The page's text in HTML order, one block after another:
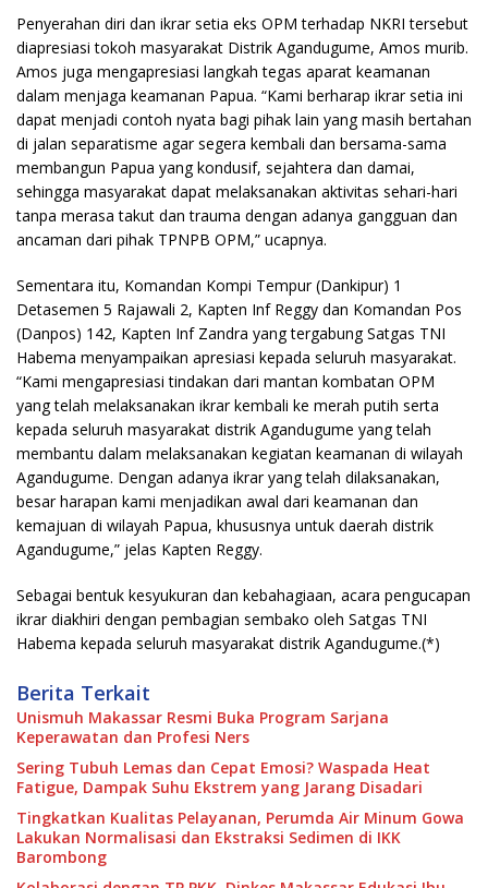
Penyerahan diri dan ikrar setia eks OPM terhadap NKRI tersebut
diapresiasi tokoh masyarakat Distrik Agandugume, Amos murib.
Amos juga mengapresiasi langkah tegas aparat keamanan
dalam menjaga keamanan Papua. “Kami berharap ikrar setia ini
dapat menjadi contoh nyata bagi pihak lain yang masih bertahan
di jalan separatisme agar segera kembali dan bersama-sama
membangun Papua yang kondusif, sejahtera dan damai,
sehingga masyarakat dapat melaksanakan aktivitas sehari-hari
tanpa merasa takut dan trauma dengan adanya gangguan dan
ancaman dari pihak TPNPB OPM,” ucapnya.
Sementara itu, Komandan Kompi Tempur (Dankipur) 1
Detasemen 5 Rajawali 2, Kapten Inf Reggy dan Komandan Pos
(Danpos) 142, Kapten Inf Zandra yang tergabung Satgas TNI
Habema menyampaikan apresiasi kepada seluruh masyarakat.
“Kami mengapresiasi tindakan dari mantan kombatan OPM
yang telah melaksanakan ikrar kembali ke merah putih serta
kepada seluruh masyarakat distrik Agandugume yang telah
membantu dalam melaksanakan kegiatan keamanan di wilayah
Agandugume. Dengan adanya ikrar yang telah dilaksanakan,
besar harapan kami menjadikan awal dari keamanan dan
kemajuan di wilayah Papua, khususnya untuk daerah distrik
Agandugume,” jelas Kapten Reggy.
Sebagai bentuk kesyukuran dan kebahagiaan, acara pengucapan
ikrar diakhiri dengan pembagian sembako oleh Satgas TNI
Habema kepada seluruh masyarakat distrik Agandugume.(*)
Berita Terkait
Unismuh Makassar Resmi Buka Program Sarjana
Keperawatan dan Profesi Ners
Sering Tubuh Lemas dan Cepat Emosi? Waspada Heat
Fatigue, Dampak Suhu Ekstrem yang Jarang Disadari
Tingkatkan Kualitas Pelayanan, Perumda Air Minum Gowa
Lakukan Normalisasi dan Ekstraksi Sedimen di IKK
Barombong